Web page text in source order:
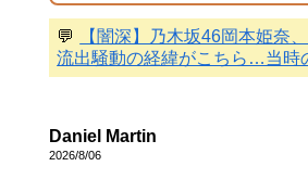
💬
【闇深】乃木坂46岡本姫奈
流出騒動の経緯がこちら…当時
Daniel Martin
2026/8/06